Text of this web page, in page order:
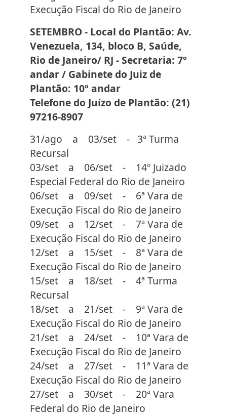
Execução Fiscal do Rio de Janeiro
SETEMBRO - Local do Plantão: Av.
Venezuela, 134, bloco B, Saúde,
Rio de Janeiro/ RJ - Secretaria: 7º
andar / Gabinete do Juiz de
Plantão: 10º andar
Telefone do Juízo de Plantão: (21)
97216-8907
31/ago a 03/set - 3ª Turma
Recursal
03/set a 06/set - 14º Juizado
Especial Federal do Rio de Janeiro
06/set a 09/set - 6ª Vara de
Execução Fiscal do Rio de Janeiro
09/set a 12/set - 7ª Vara de
Execução Fiscal do Rio de Janeiro
12/set a 15/set - 8ª Vara de
Execução Fiscal do Rio de Janeiro
15/set a 18/set - 4ª Turma
Recursal
18/set a 21/set - 9ª Vara de
Execução Fiscal do Rio de Janeiro
21/set a 24/set - 10ª Vara de
Execução Fiscal do Rio de Janeiro
24/set a 27/set - 11ª Vara de
Execução Fiscal do Rio de Janeiro
27/set a 30/set - 20ª Vara
Federal do Rio de Janeiro